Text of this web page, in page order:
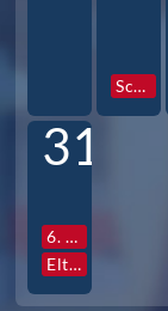
Schulfotograf
31
6. Std. Vollversammlung Jg. S3
Elternabende S3